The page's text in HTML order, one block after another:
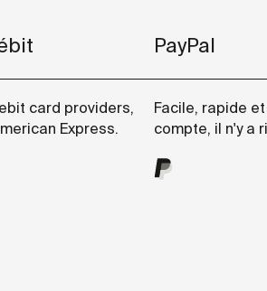
card providers,
Express.
PayPal
Facile, rapide
compte, il n'y a